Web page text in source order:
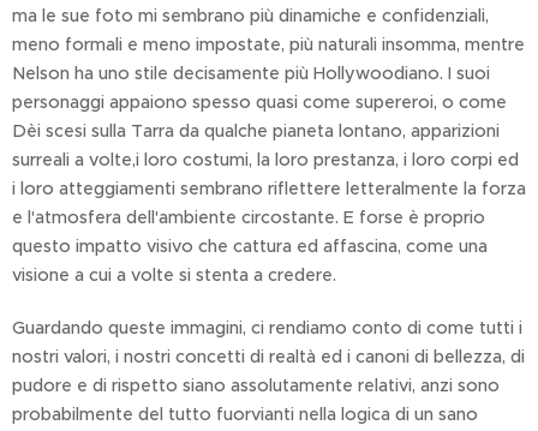
ma le sue foto mi sembrano più dinamiche e confidenziali,
meno formali e meno impostate, più naturali insomma, mentre
Nelson ha uno stile decisamente più Hollywoodiano. I suoi
personaggi appaiono spesso quasi come supereroi, o come
Dèi scesi sulla Tarra da qualche pianeta lontano, apparizioni
surreali a volte,i loro costumi, la loro prestanza, i loro corpi ed
i loro atteggiamenti sembrano riflettere letteralmente la forza
e l'atmosfera dell'ambiente circostante. E forse è proprio
questo impatto visivo che cattura ed affascina, come una
visione a cui a volte si stenta a credere.
Guardando queste immagini, ci rendiamo conto di come tutti i
nostri valori, i nostri concetti di realtà ed i canoni di bellezza, di
pudore e di rispetto siano assolutamente relativi, anzi sono
probabilmente del tutto fuorvianti nella logica di un sano